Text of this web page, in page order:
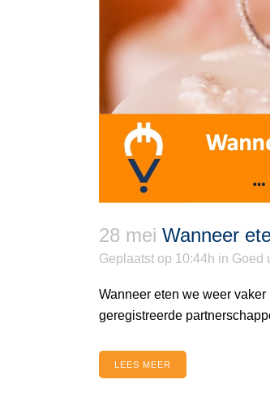
28 mei Wanneer
Geplaatst op 10:44h in Goed
Wanneer eten we weer
geregistreerde
LEES MEER